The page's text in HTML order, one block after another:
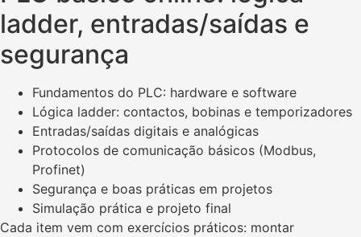
ladder, entradas/saídas e
segurança
Fundamentos do PLC: hardware e software
Lógica ladder: contactos, bobinas e temporizadores
Entradas/saídas digitais e analógicas
Protocolos de comunicação básicos (Modbus,
Profinet)
Segurança e boas práticas em projetos
Simulação prática e projeto final
Cada item vem com exercícios práticos: montar